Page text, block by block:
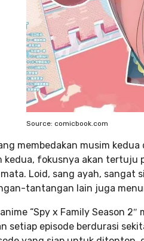
Source: comicbook.com
membedakan musim kedua
kedua, fokusnya akan tertuju
Loid, sang ayah, sangat
tantangan lain juga
“Spy x Family Season
setiap episode berdurasi